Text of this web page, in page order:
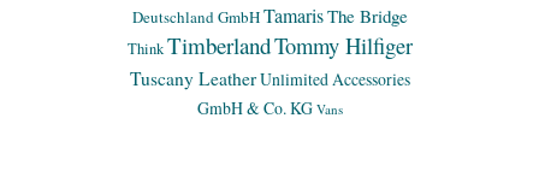
Deutschland GmbHTamarisThe Bridge
Think TimberlandTommy Hilfiger
Tuscany LeatherUnlimited Accessories
GmbH & Co. KG Vans